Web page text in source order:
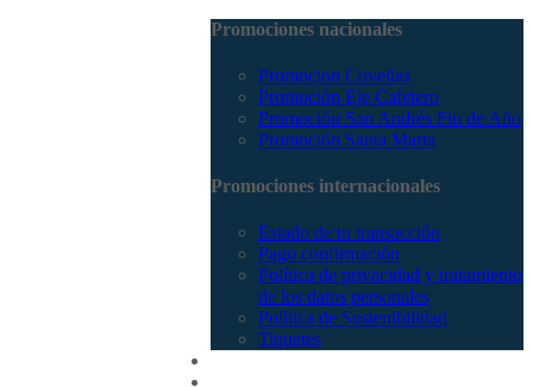
Promociones nacionales
Promocion Coveñas
Promoción Eje Cafetero
Promoción San Andrés Fin de Año
Promoción Santa Marta
Promociones internacionales
Estado de tu transacción
Pago confirmación
Política de privacidad y tratamiento
de los datos personales
Política de Sostenibilidad
Tiquetes